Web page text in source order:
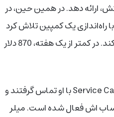
ارائه دهد. در همین حین، در
راه‌اندازی یک کمپین تلاش کرد
هزینه‌های ابتدایی اش تأمین کند. در کمتر از یک هفته، 870 دلار
خوشبختانه اخیرا CRA و Service Canada با او تماس گرفتند و
اش فعال شده است. میلر